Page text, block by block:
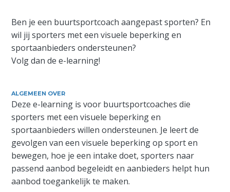
Ben je een buurtsportcoach aangepast sporten? En
wil jij sporters met een visuele beperking en
sportaanbieders ondersteunen?
Volg dan de e-learning!
ALGEMEEN OVER
Deze e-learning is voor buurtsportcoaches die
sporters met een visuele beperking en
sportaanbieders willen ondersteunen. Je leert de
gevolgen van een visuele beperking op sport en
bewegen, hoe je een intake doet, sporters naar
passend aanbod begeleidt en aanbieders helpt hun
aanbod toegankelijk te maken.